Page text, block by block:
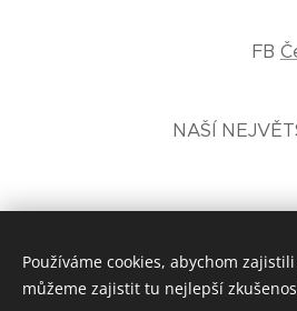
FB
NAŠÍ
Používáme cookies, abychom
můžeme zajistit tu nejlepší